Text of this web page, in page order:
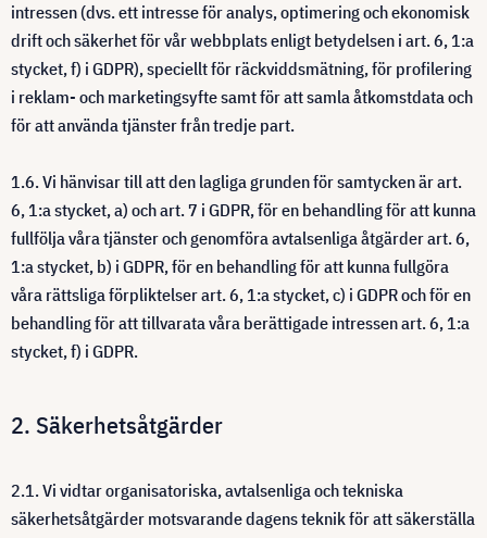
intressen (dvs. ett intresse för analys, optimering och ekonomisk
drift och säkerhet för vår webbplats enligt betydelsen i art. 6, 1:a
stycket, f) i GDPR), speciellt för räckviddsmätning, för profilering
i reklam- och marketingsyfte samt för att samla åtkomstdata och
för att använda tjänster från tredje part.
1.6. Vi hänvisar till att den lagliga grunden för samtycken är art.
6, 1:a stycket, a) och art. 7 i GDPR, för en behandling för att kunna
fullfölja våra tjänster och genomföra avtalsenliga åtgärder art. 6,
1:a stycket, b) i GDPR, för en behandling för att kunna fullgöra
våra rättsliga förpliktelser art. 6, 1:a stycket, c) i GDPR och för en
behandling för att tillvarata våra berättigade intressen art. 6, 1:a
stycket, f) i GDPR.
2. Säkerhetsåtgärder
2.1. Vi vidtar organisatoriska, avtalsenliga och tekniska
säkerhetsåtgärder motsvarande dagens teknik för att säkerställa